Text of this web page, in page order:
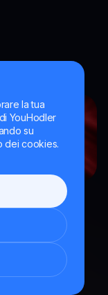
la tua
YouHodler
su
dei cookies.
noi